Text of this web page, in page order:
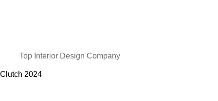
Top Interior Design Company
Clutch 2024